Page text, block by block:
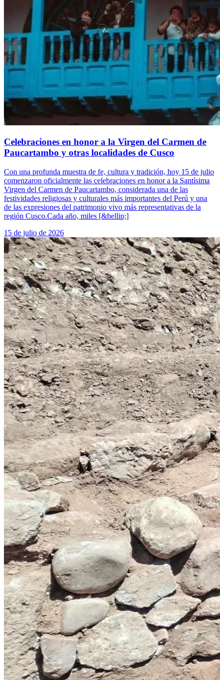
Celebraciones en honor a la Virgen del Carmen de
Paucartambo y otras localidades de Cusco
Con una profunda muestra de fe, cultura y tradición, hoy 15 de julio
comenzaron oficialmente las celebraciones en honor a la Santísima
Virgen del Carmen de Paucartambo, considerada una de las
festividades religiosas y culturales más importantes del Perú y una
de las expresiones del patrimonio vivo más representativas de la
región Cusco.Cada año, miles [&hellip;]
15 de julio de 2026